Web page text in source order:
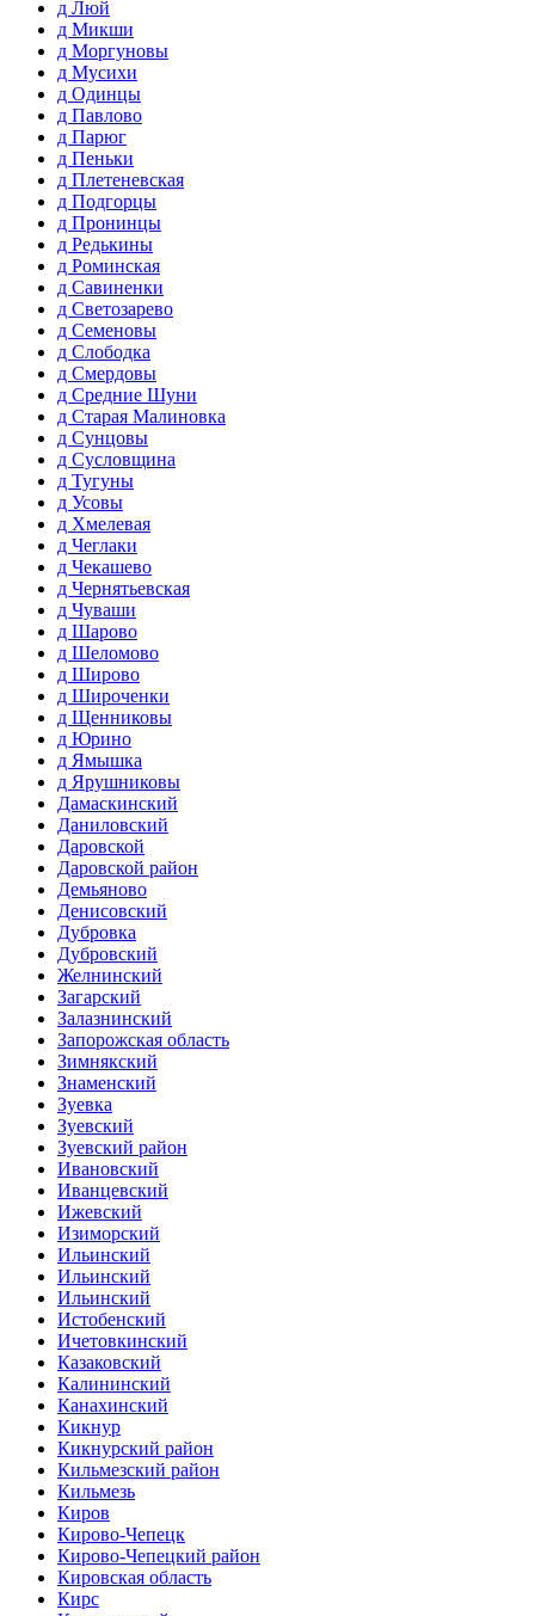
д Люй
д Микши
д Моргуновы
д Мусихи
д Одинцы
д Павлово
д Парюг
д Пеньки
д Плетеневская
д Подгорцы
д Пронинцы
д Редькины
д Роминская
д Савиненки
д Светозарево
д Семеновы
д Слободка
д Смердовы
д Средние Шуни
д Старая Малиновка
д Сунцовы
д Сусловщина
д Тугуны
д Усовы
д Хмелевая
д Чеглаки
д Чекашево
д Чернятьевская
д Чуваши
д Шарово
д Шеломово
д Широво
д Широченки
д Щенниковы
д Юрино
д Ямышка
д Ярушниковы
Дамаскинский
Даниловский
Даровской
Даровской район
Демьяново
Денисовский
Дубровка
Дубровский
Желнинский
Загарский
Залазнинский
Запорожская область
Зимнякский
Знаменский
Зуевка
Зуевский
Зуевский район
Ивановский
Иванцевский
Ижевский
Изиморский
Ильинский
Ильинский
Ильинский
Истобенский
Ичетовкинский
Казаковский
Калининский
Канахинский
Кикнур
Кикнурский район
Кильмезский район
Кильмезь
Киров
Кирово-Чепецк
Кирово-Чепецкий район
Кировская область
Кирс